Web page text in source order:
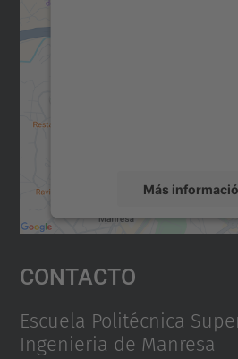
Más
Aceptar
powered by
Contacto
Escuela Politécnica
Ingenieria de Manresa